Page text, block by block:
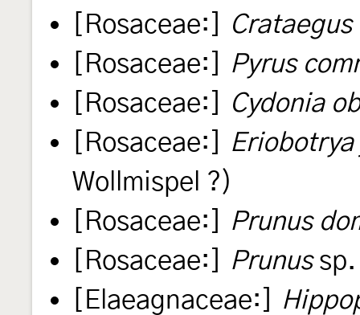
[Rosaceae:]
Crataegus
[Rosaceae:]
Pyrus
[Rosaceae:]
Cydonia
[Rosaceae:]
Wollmispel ?)
[Rosaceae:]
Prunus
[Rosaceae:]
Prunussp.
[Elaeagnaceae:]